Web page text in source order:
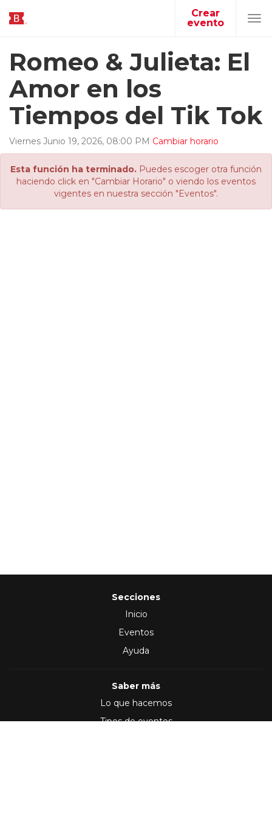
Crear
evento
Romeo & Julieta: El
Amor en los
Tiempos del Tik Tok
Viernes Junio 19, 2026, 08:00 PM Cambiar horario
Esta función ha terminado. Puedes escoger otra función
haciendo click en "Cambiar Horario" o viendo los eventos
vigentes en nuestra sección "Eventos".
Secciones
Inicio
Eventos
Ayuda
Saber más
Lo que hacemos
Tipos de eventos